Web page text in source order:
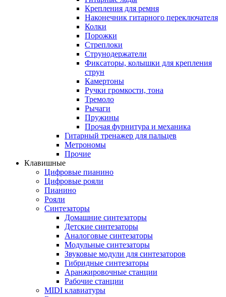
Крепления для ремня
Наконечник гитарного переключателя
Колки
Порожки
Стреплоки
Струнодержатели
Фиксаторы, колышки для крепления
струн
Камертоны
Ручки громкости, тона
Тремоло
Рычаги
Пружины
Прочая фурнитура и механика
Гитарный тренажер для пальцев
Метрономы
Прочие
Клавишные
Цифровые пианино
Цифровые рояли
Пианино
Рояли
Синтезаторы
Домашние синтезаторы
Детские синтезаторы
Аналоговые синтезаторы
Модульные синтезаторы
Звуковые модули для синтезаторов
Гибридные синтезаторы
Аранжировочные станции
Рабочие станции
MIDI клавиатуры